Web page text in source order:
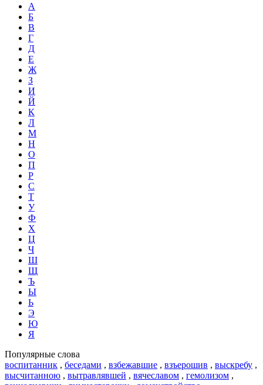
А
Б
В
Г
Д
Е
Ж
З
И
Й
К
Л
М
Н
О
П
Р
С
Т
У
Ф
Х
Ц
Ч
Ш
Щ
Ъ
Ы
Ь
Э
Ю
Я
Популярные слова
воспитанник , беседами , взбежавшие , взъерошив , выскребу ,
высчитанною , вытравлявшей , вячеславом , гемолизом ,